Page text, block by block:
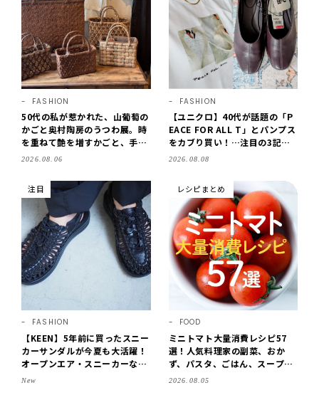
FASHION
50代の私が惹かれた、山葡萄の
かごと奥村陶房のうつわ展。時
を重ねて艶を増すかごと、手仕
事の美しさに出会いました。
2026.08.06
FASHION
【ユニクロ】40代が話題の「P
EACE FOR ALL T」とパンプス
をカブり買い！…注目の3記事
をチェック♪【LEE100人隊・2
2026.08.08
注目
FASHION
【KEEN】5年前に買ったスニー
カーサンダルが今夏も大活躍！
オープンエア・スニーカーなら
涼しくて歩きやすい【LEE編集
New
レシピまとめ
FOOD
ミニトマト大量消費レシピ57
選！人気料理家の副菜、おか
ず、パスタ、ごはん、スープま
で【保存版】
2026.08.05